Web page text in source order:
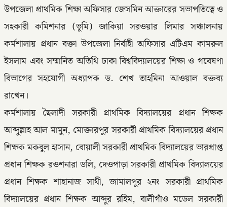
উপজেলা প্রাথমিক শিক্ষা অফিসার জেসমিন আক্তারের সভাপতিত্বে ও
সহকারী কমিশনার (ভূমি) জাকিয়া সরওয়ার লিমার সঞ্চালনায়
কর্মশালায় প্রধান বক্তা উপজেলা নির্বাহী অফিসার এটিএম কামরুল
ইসলাম এবং সম্মানিত অতিথি ঢাকা বিশ্ববিদ্যালয়ের শিক্ষা ও গবেষণা
বিভাগের সহযোগী অধ্যাপক ড. শেখ তাহমিনা আওয়াল বক্তব্য
রাখেন।
কর্মশালায় ছৈলাদী সরকারী প্রাথমিক বিদ্যালয়ের প্রধান শিক্ষক
আব্দুল্লাহ আল মামুন, মোক্তারপুর সরকারী প্রাথমিক বিদ্যালয়ের প্রধান
শিক্ষক মকবুল হাসান, বোয়ালী সরকারী প্রাথমিক বিদ্যালয়ের ভারপ্রাপ্ত
প্রধান শিক্ষক রওশনারা ডলি, দেওপাড়া সরকারী প্রাথমিক বিদ্যালয়ের
প্রধান শিক্ষক শাহানাজ সাথী, জামালপুর ২নং সরকারী প্রাথমিক
বিদ্যালয়ের প্রধান শিক্ষক আব্দুর রহিম, বালীগাঁও মডেল সরকারী